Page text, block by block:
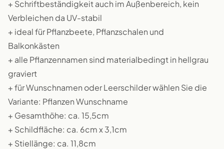
+ Schriftbeständigkeit auch im Außenbereich, kein
Verbleichen da UV-stabil
+ ideal für Pflanzbeete, Pflanzschalen und
Balkonkästen
+ alle Pflanzennamen sind materialbedingt in hellgrau
graviert
+ für Wunschnamen oder Leerschilder wählen Sie die
Variante: Pflanzen Wunschname
+ Gesamthöhe: ca. 15,5cm
+ Schildfläche: ca. 6cm x 3,1cm
+ Stiellänge: ca. 11,8cm